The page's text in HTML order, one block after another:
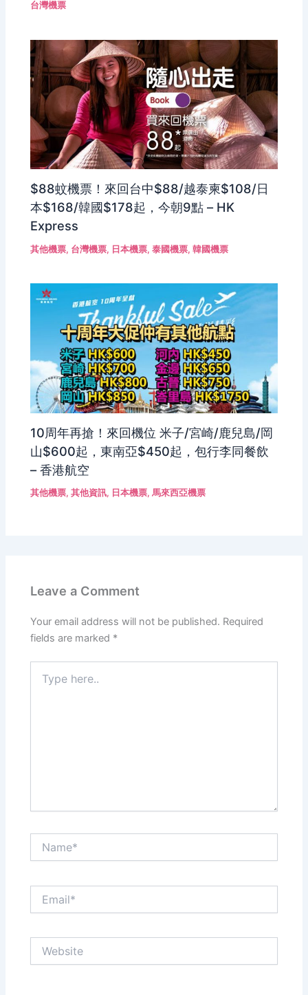
台灣機票
$88蚊機票！來回台中$88/越泰柬$108/日
本$168/韓國$178起，今朝9點 – HK
Express
其他機票, 台灣機票, 日本機票,泰國機票,韓國機票
10周年再搶！來回機位 米子/宮崎/鹿兒島/岡
山$600起，東南亞$450起，包行李同餐飲
– 香港航空
其他機票,其他資訊, 日本機票,馬來西亞機票
Leave a Comment
Your email address will not be published. Required
fields are marked *
here..